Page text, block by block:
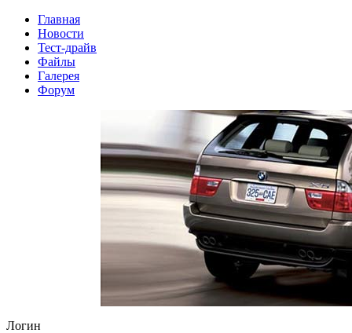
Главная
Новости
Тест-драйв
Файлы
Галерея
Форум
Логин